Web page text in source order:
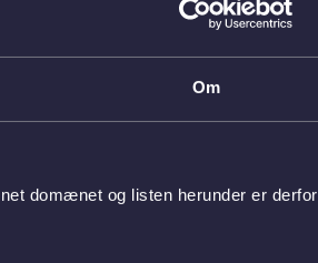
Om
domænet og listen herunder er derfor